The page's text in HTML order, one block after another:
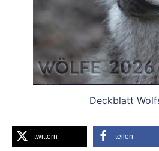
Deckblatt
twittern teilen